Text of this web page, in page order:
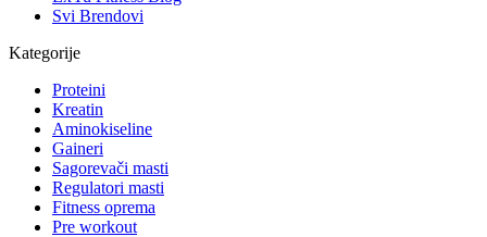
Svi Brendovi
Kategorije
Proteini
Kreatin
Aminokiseline
Gaineri
Sagorevači masti
Regulatori masti
Fitness oprema
Pre workout